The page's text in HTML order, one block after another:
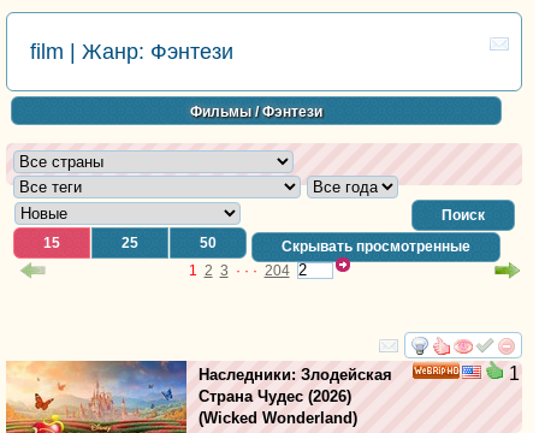
film | Жанр: Фэнтези
Фильмы/ Фэнтези
Поиск
15
25 50
Скрывать просмотренные
1
2 3 · · · 204
смотреть
1
Наследники: Злодейская
Страна Чудес (2026)
(Wicked Wonderland)